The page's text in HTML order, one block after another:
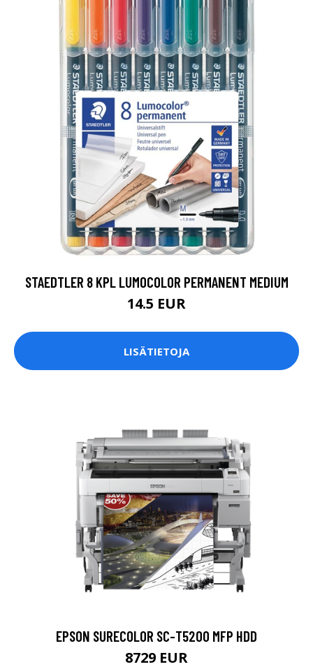
STAEDTLER 8 KPL LUMOCOLOR PERMANENT MEDIUM
14.5 EUR
LISÄTIETOJA
EPSON SURECOLOR SC-T5200 MFP HDD
8729 EUR